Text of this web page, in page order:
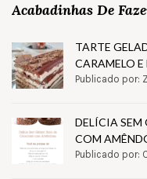
Acabadinhas De
TARTE
CARAMELO
Publicado por:
DELÍCIA SEM
COM
Publicado por: